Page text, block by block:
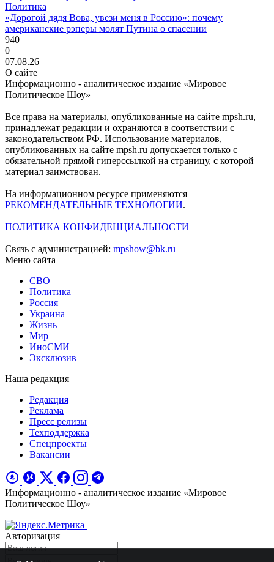
Политика
«Дорогой дядя Вова, увези меня в Россию»: почему
американские рэперы молят Путина о спасении
940
0
07.08.26
О сайте
Информационно - аналитическое издание «Мировое
Политическое Шоу»
Все права на материалы, опубликованные на сайте mpsh.ru,
принадлежат редакции и охраняются в соответствии с
законодательством РФ. Использование материалов,
опубликованных на сайте mpsh.ru допускается только с
обязательной прямой гиперссылкой на страницу, с которой
материал заимствован.
На информационном ресурсе применяются
РЕКОМЕНДАТЕЛЬНЫЕ ТЕХНОЛОГИИ.
ПОЛИТИКА КОНФИДЕНЦИАЛЬНОСТИ
Связь с администрацией: mpshow@bk.ru
Меню сайта
СВО
Политика
Россия
Украина
Жизнь
Мир
ИноСМИ
Эксклюзив
Наша редакция
Редакция
Реклама
Пресс релизы
Техподдержка
Спецпроекты
Вакансии
Информационно - аналитическое издание «Мировое
Политическое Шоу»
Авторизация